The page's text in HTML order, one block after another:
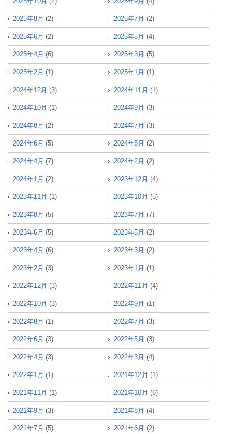
2025年8月 (2) 2025年7月 (2)
2025年6月 (2) 2025年5月 (4)
2025年4月 (6) 2025年3月 (5)
2025年2月 (1) 2025年1月 (1)
2024年12月 (3) 2024年11月 (1)
2024年10月 (1) 2024年9月 (3)
2024年8月 (2) 2024年7月 (3)
2024年6月 (5) 2024年5月 (2)
2024年4月 (7) 2024年2月 (2)
2024年1月 (2) 2023年12月 (4)
2023年11月 (1) 2023年10月 (5)
2023年8月 (5) 2023年7月 (7)
2023年6月 (5) 2023年5月 (2)
2023年4月 (6) 2023年3月 (2)
2023年2月 (3) 2023年1月 (1)
2022年12月 (3) 2022年11月 (4)
2022年10月 (3) 2022年9月 (1)
2022年8月 (1) 2022年7月 (3)
2022年6月 (3) 2022年5月 (3)
2022年4月 (3) 2022年3月 (4)
2022年1月 (1) 2021年12月 (1)
2021年11月 (1) 2021年10月 (6)
2021年9月 (3) 2021年8月 (4)
2021年7月 (5) 2021年6月 (2)